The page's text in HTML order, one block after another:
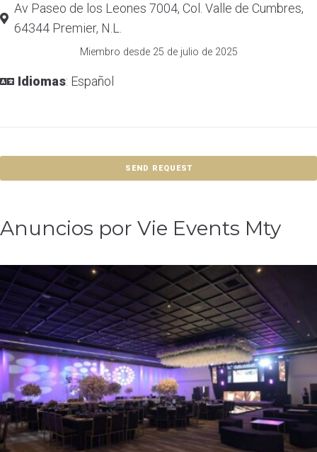
Av Paseo de los Leones 7004, Col. Valle de Cumbres,
64344 Premier, N.L.
Miembro desde 25 de julio de 2025
Idiomas: Español
SEND REQUEST
Anuncios por Vie Events Mty